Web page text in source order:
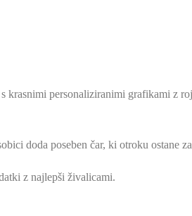
krasnimi personaliziranimi grafikami z
doda poseben čar, ki otroku ostane
z najlepši živalicami.